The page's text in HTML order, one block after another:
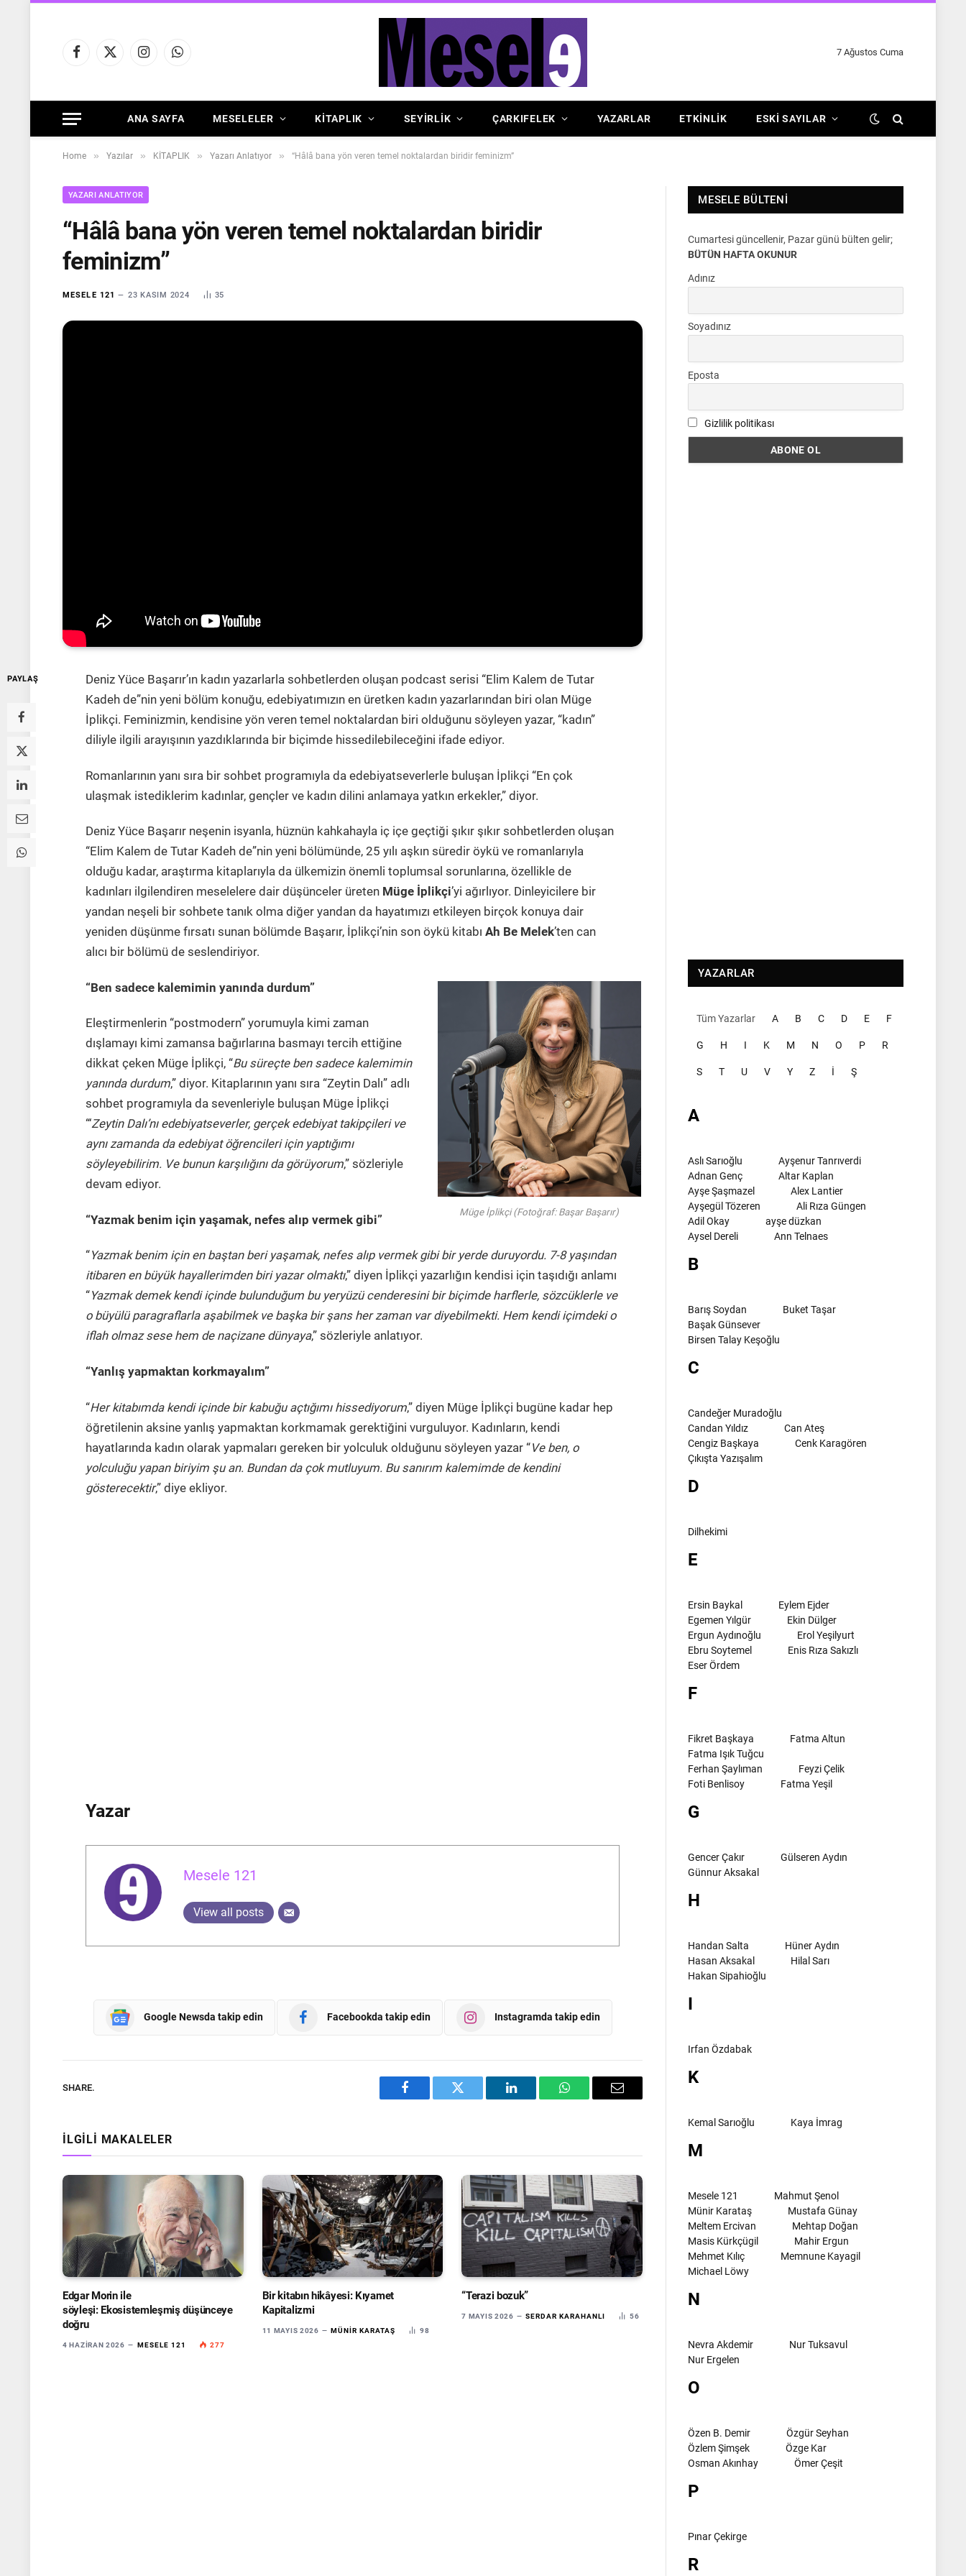
Facebook
X
InstagramWhatsApp
7 Ağustos Cuma
ANA SAYFA MESELELER KİTAPLIK SEYİRLİK ÇARKIFELEK YAZARLAR ETKINLIK ESKI SAYILAR
Home » Yazılar » KİTAPLIK » Yazarı Anlatıyor » “Hâlâ bana yön veren temel noktalardan biridir feminizm”
YAZARI ANLATIYOR
“Hâlâ bana yön veren temel noktalardan biridir
feminizm”
MESELE 121 23 KASIM 2024 35
PAYLAŞ
Deniz Yüce Başarır’ın kadın yazarlarla sohbetlerden oluşan podcast serisi “Elim Kalem de Tutar
Kadeh de”nin yeni bölüm konuğu, edebiyatımızın en üretken kadın yazarlarından biri olan Müge
İplikçi. Feminizmin, kendisine yön veren temel noktalardan biri olduğunu söyleyen yazar, “kadın”
diliyle ilgili arayışının yazdıklarında bir biçimde hissedilebileceğini ifade ediyor.
Romanlarının yanı sıra bir sohbet programıyla da edebiyatseverlerle buluşan İplikçi “En çok
ulaşmak istediklerim kadınlar, gençler ve kadın dilini anlamaya yatkın erkekler,” diyor.
Deniz Yüce Başarır neşenin isyanla, hüznün kahkahayla iç içe geçtiği şıkır şıkır sohbetlerden oluşan
“Elim Kalem de Tutar Kadeh de”nin yeni bölümünde, 25 yılı aşkın süredir öykü ve romanlarıyla
olduğu kadar, araştırma kitaplarıyla da ülkemizin önemli toplumsal sorunlarına, özellikle de
kadınları ilgilendiren meselelere dair düşünceler üreten Müge İplikçi’yi ağırlıyor. Dinleyicilere bir
yandan neşeli bir sohbete tanık olma diğer yandan da hayatımızı etkileyen birçok konuya dair
yeniden düşünme fırsatı sunan bölümde Başarır, İplikçi’nin son öykü kitabı Ah Be Melek’ten can
alıcı bir bölümü de seslendiriyor.
Müge İplikçi (Fotoğraf: Başar Başarır)
“Ben sadece kalemimin yanında durdum”
Eleştirmenlerin “postmodern” yorumuyla kimi zaman
dışlamayı kimi zamansa bağırlarına basmayı tercih ettiğine
dikkat çeken Müge İplikçi, “Bu süreçte ben sadece kalemimin
yanında durdum,” diyor. Kitaplarının yanı sıra “Zeytin Dalı” adlı
sohbet programıyla da sevenleriyle buluşan Müge İplikçi
“‘Zeytin Dalı’nı edebiyatseverler, gerçek edebiyat takipçileri ve
aynı zamanda da edebiyat öğrencileri için yaptığımı
söyleyebilirim. Ve bunun karşılığını da görüyorum,” sözleriyle
devam ediyor.
“Yazmak benim için yaşamak, nefes alıp vermek gibi”
“Yazmak benim için en baştan beri yaşamak, nefes alıp vermek gibi bir yerde duruyordu. 7-8 yaşından
itibaren en büyük hayallerimden biri yazar olmaktı,” diyen İplikçi yazarlığın kendisi için taşıdığı anlamı
“Yazmak demek kendi içinde bulunduğum bu yeryüzü cenderesini bir biçimde harflerle, sözcüklerle ve
o büyülü paragraflarla aşabilmek ve başka bir şans her zaman var diyebilmekti. Hem kendi içimdeki o
iflah olmaz sese hem de naçizane dünyaya,” sözleriyle anlatıyor.
“Yanlış yapmaktan korkmayalım”
“Her kitabımda kendi içinde bir kabuğu açtığımı hissediyorum,” diyen Müge İplikçi bugüne kadar hep
öğretilenin aksine yanlış yapmaktan korkmamak gerektiğini vurguluyor. Kadınların, kendi
hayatlarında kadın olarak yapmaları gereken bir yolculuk olduğunu söyleyen yazar “Ve ben, o
yolculuğu yapan biriyim şu an. Bundan da çok mutluyum. Bu sanırım kalemimde de kendini
gösterecektir,” diye ekliyor.
Yazar
Mesele 121
View all posts
Google Newsda takip edin Facebookda takip edin Instagramda takip edin
SHARE.
Facebook Twitter LinkedIn WhatsAppEmail
İLGILI MAKALELER
Edgar Morin ile
söyleşi: Ekosistemleşmiş düşünceye
doğru
4 HAZIRAN 2026 MESELE 121 277
Bir kitabın hikâyesi: Kıyamet
Kapitalizmi
11 MAYIS 2026 MÜNIR KARATAŞ 98
“Terazi bozuk”
7 MAYIS 2026 SERDAR KARAHANLI 56
MESELE BÜLTENI
Cumartesi güncellenir, Pazar günü bülten gelir;
BÜTÜN HAFTA OKUNUR
Adınız
Soyadınız
Eposta
Gizlilik politikası
YAZARLAR
Tüm Yazarlar A B C D E F
G H I K M N O P R
S T U V Y Z İ Ş
A
Aslı Sarıoğlu
Ayşenur Tanrıverdi
Adnan Genç
Altar Kaplan
Ayşe Şaşmazel
Alex Lantier
Ayşegül Tözeren
Ali Rıza Güngen
Adil Okay
ayşe düzkan
Aysel Dereli
Ann Telnaes
B
Barış Soydan
Buket Taşar
Başak Günsever
Birsen Talay Keşoğlu
C
Candeğer Muradoğlu
Candan Yıldız
Can Ateş
Cengiz Başkaya
Cenk Karagören
Çıkışta Yazışalım
D
Dilhekimi
E
Ersin Baykal
Eylem Ejder
Egemen Yılgür
Ekin Dülger
Ergun Aydınoğlu
Erol Yeşilyurt
Ebru Soytemel
Enis Rıza Sakızlı
Eser Ördem
F
Fikret Başkaya
Fatma Altun
Fatma Işık Tuğcu
Ferhan Şaylıman
Feyzi Çelik
Foti Benlisoy
Fatma Yeşil
G
Gencer Çakır
Gülseren Aydın
Günnur Aksakal
H
Handan Salta
Hüner Aydın
Hasan Aksakal
Hilal Sarı
Hakan Sipahioğlu
I
Irfan Özdabak
K
Kemal Sarıoğlu Kaya İmrag
M
Mesele 121
Mahmut Şenol
Münir Karataş
Mustafa Günay
Meltem Ercivan
Mehtap Doğan
Masis Kürkçügil
Mahir Ergun
Mehmet Kılıç
Memnune Kayagil
Michael Löwy
N
Nevra Akdemir
Nur Tuksavul
Nur Ergelen
O
Özen B. Demir
Özgür Seyhan
Özlem Şimşek
Özge Kar
Osman Akınhay
Ömer Çeşit
P
Pınar Çekirge
R